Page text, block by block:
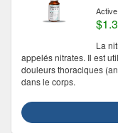
La
appelés nitrates. Il est
douleurs thoraciques
dans le corps.